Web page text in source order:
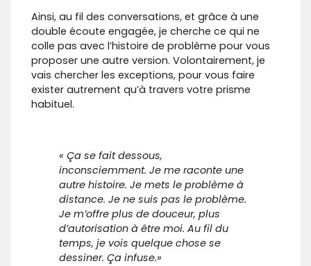
Ainsi, au fil des conversations, et grâce à une
double écoute engagée, je cherche ce qui ne
colle pas avec l’histoire de problème pour vous
proposer une autre version. Volontairement, je
vais chercher les exceptions, pour vous faire
exister autrement qu’à travers votre prisme
habituel.
« Ça se fait dessous,
inconsciemment. Je me raconte une
autre histoire. Je mets le problème à
distance. Je ne suis pas le problème.
Je m’offre plus de douceur, plus
d’autorisation à être moi. Au fil du
temps, je vois quelque chose se
dessiner. Ça infuse.»